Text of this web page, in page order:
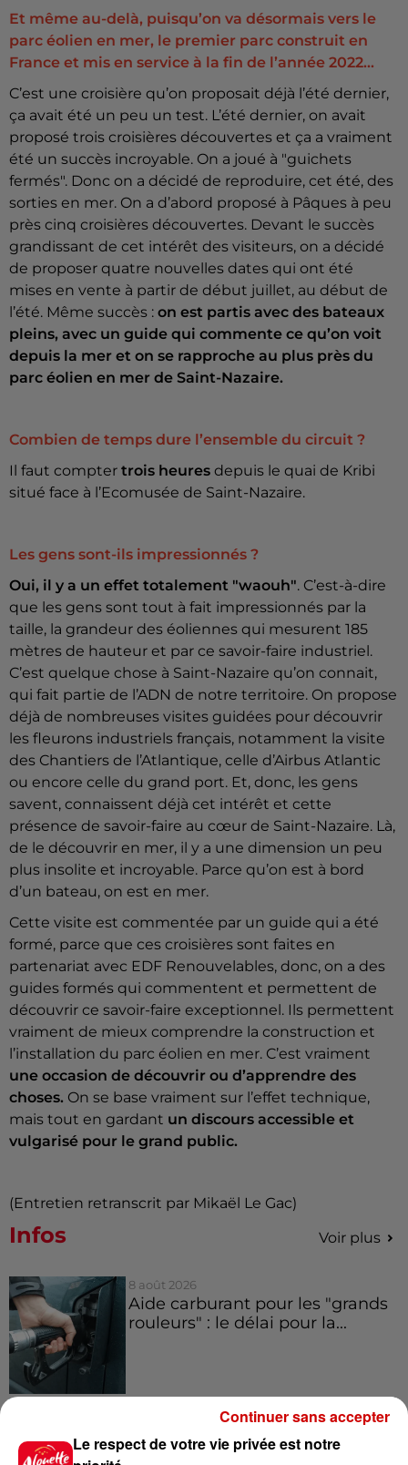
Et même au-delà, puisqu’on va désormais vers le
parc éolien en mer, le premier parc construit en
France et mis en service à la fin de l’année 2022...
C’est une croisière qu’on proposait déjà l’été dernier,
ça avait été un peu un test. L’été dernier, on avait
proposé trois croisières découvertes et ça a vraiment
été un succès incroyable. On a joué à "guichets
fermés". Donc on a décidé de reproduire, cet été, des
sorties en mer. On a d’abord proposé à Pâques à peu
près cinq croisières découvertes. Devant le succès
grandissant de cet intérêt des visiteurs, on a décidé
de proposer quatre nouvelles dates qui ont été
mises en vente à partir de début juillet, au début de
l’été. Même succès : on est partis avec des bateaux
pleins, avec un guide qui commente ce qu’on voit
depuis la mer et on se rapproche au plus près du
parc éolien en mer de Saint-Nazaire.
Combien de temps dure l’ensemble du circuit ?
Il faut compter trois heures depuis le quai de Kribi
situé face à l’Ecomusée de Saint-Nazaire.
Les gens sont-ils impressionnés ?
Oui, il y a un effet totalement "waouh". C’est-à-dire
que les gens sont tout à fait impressionnés par la
taille, la grandeur des éoliennes qui mesurent 185
mètres de hauteur et par ce savoir-faire industriel.
C’est quelque chose à Saint-Nazaire qu’on connait,
qui fait partie de l’ADN de notre territoire. On propose
déjà de nombreuses visites guidées pour découvrir
les fleurons industriels français, notamment la visite
des Chantiers de l’Atlantique, celle d’Airbus Atlantic
ou encore celle du grand port. Et, donc, les gens
savent, connaissent déjà cet intérêt et cette
présence de savoir-faire au cœur de Saint-Nazaire. Là,
de le découvrir en mer, il y a une dimension un peu
plus insolite et incroyable. Parce qu’on est à bord
d’un bateau, on est en mer.
Cette visite est commentée par un guide qui a été
formé, parce que ces croisières sont faites en
partenariat avec EDF Renouvelables, donc, on a des
guides formés qui commentent et permettent de
découvrir ce savoir-faire exceptionnel. Ils permettent
vraiment de mieux comprendre la construction et
l’installation du parc éolien en mer. C’est vraiment
une occasion de découvrir ou d’apprendre des
choses. On se base vraiment sur l’effet technique,
mais tout en gardant un discours accessible et
vulgarisé pour le grand public.
(Entretien retranscrit par Mikaël Le Gac)
Infos Voir plus
8 août 2026
Aide carburant pour les "grands
rouleurs" : le délai pour la...
Royan : elle tente d’écraser son
ex-conjoint et dit regretter...
Le respect de votre vie privée est notre
Continuer sans accepter